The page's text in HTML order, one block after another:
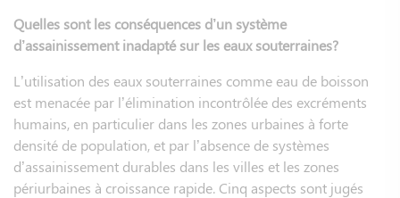
Quelles sont les conséquences d’un système
d’assainissement inadapté sur les eaux souterraines?
L’utilisation des eaux souterraines comme eau de boisson
est menacée par l’élimination incontrôlée des excréments
humains, en particulier dans les zones urbaines à forte
densité de population, et par l’absence de systèmes
d’assainissement durables dans les villes et les zones
périurbaines à croissance rapide. Cinq aspects sont jugés